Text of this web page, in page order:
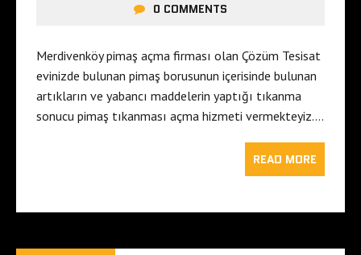
0 COMMENTS
Merdivenköy pimaş açma firması olan Çözüm Tesisat
evinizde bulunan pimaş borusunun içerisinde bulunan
artıkların ve yabancı maddelerin yaptığı tıkanma
sonucu pimaş tıkanması açma hizmeti vermekteyiz….
READ MORE